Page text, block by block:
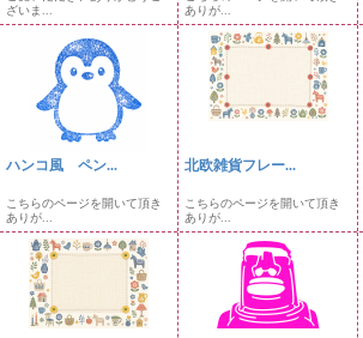
ざいま...
ありが...
ハンコ風 ペン...
こちらのページを開いて頂き
ありが...
北欧雑貨フレー...
こちらのページを開いて頂き
ありが...